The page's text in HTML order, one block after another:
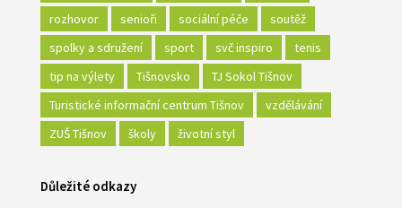
rozhovor
senioři sociální péče
soutěž
spolky a sdružení
sport svč inspiro
tenis
tip na výlety
Tišnovsko
TJ Sokol Tišnov
Turistické informační centrum Tišnov
vzdělávání
ZUŠ Tišnov
školy životní styl
Důležité odkazy